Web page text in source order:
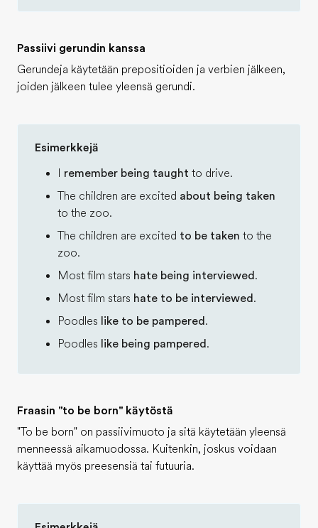
Passiivi gerundin kanssa
Gerundeja käytetään prepositioiden ja verbien jälkeen,
joiden jälkeen tulee yleensä gerundi.
Esimerkkejä
remember being taught to drive.
The children are excited about being taken
to the zoo.
The children are excited to be taken to the
zoo.
Most film stars hate being interviewed .
Most film stars hate to be interviewed .
Poodles like to be pampered .
Poodles like being pampered .
Fraasin "to be born" käytöstä
"To be born" on passiivimuoto ja sitä käytetään yleensä
menneessä aikamuodossa. Kuitenkin, joskus voidaan
käyttää myös preesensiä tai futuuria.